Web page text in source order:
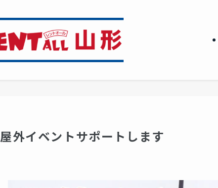
屋外イベントサポートします